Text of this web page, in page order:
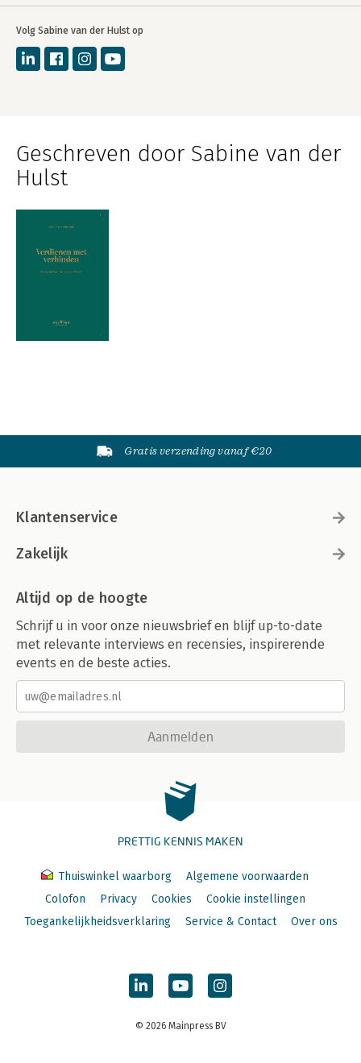
Volg Sabine van der Hulst op
Geschreven door Sabine van der
Hulst
Gratis verzending vanaf €20
Klantenservice
Zakelijk
Altijd op de hoogte
Schrijf u in voor onze nieuwsbrief en blijf up-to-date
met relevante interviews en recensies, inspirerende
events en de beste acties.
Aanmelden
PRETTIG KENNIS MAKEN
Thuiswinkel waarborg
Algemene voorwaarden
Colofon
Privacy Cookies
Cookie instellingen
Toegankelijkheidsverklaring
Service & Contact Over ons
© 2026 Mainpress BV